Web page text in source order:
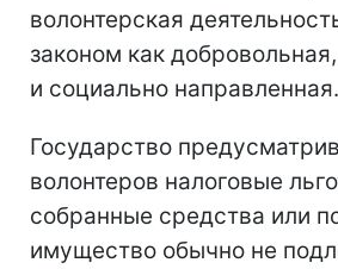
волонтерская
законом как
и социально направленная.
Государство
волонтеров налоговые
собранные средства или
имущество обычно не